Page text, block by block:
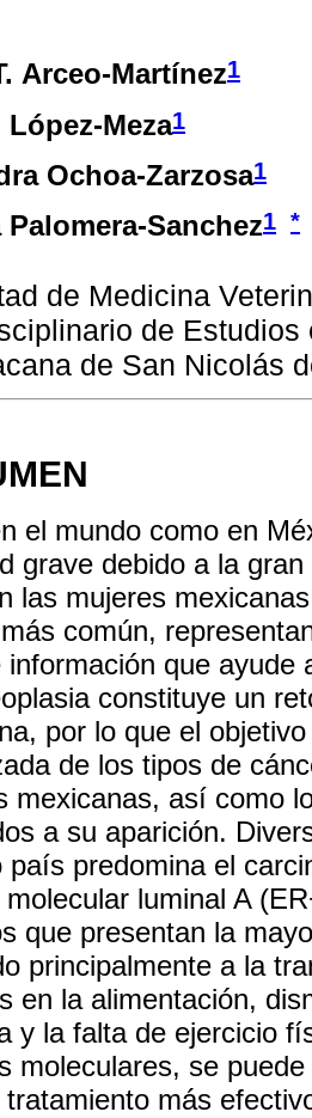
Arceo-Martínez1
Meza1
Ochoa-Zarzosa1
Palomera-Sanchez1 *
de Medicina
de
de San Nicolás
el mundo como en
grave debido a la
las mujeres
común,
información que ayude
constituye un
por lo que el
de los tipos de
mexicanas, así como
a su aparición.
país predomina el
molecular luminal A
que presentan la
principalmente a la
en la alimentación,
y la falta de ejercicio
moleculares, se
tratamiento más